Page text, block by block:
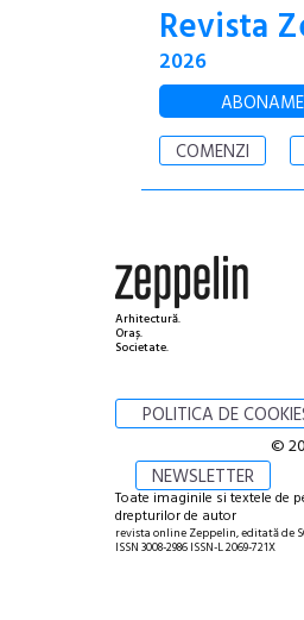
Revista
2026
COMENZI
Arhitectură.
Oraș.
Societate.
POLITICA DE
NEWSLETTER
©
Toate imaginile si textele de
drepturilor de autor
revista online Zeppelin, editată de
ISSN 3008-2986 ISSN-L 2069-721X